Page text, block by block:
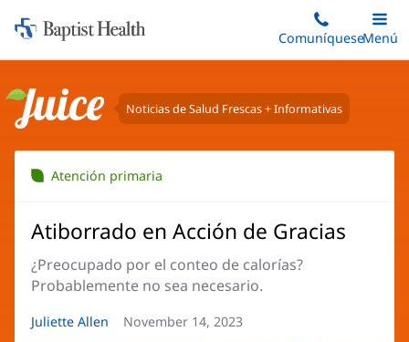
al
principal
Iniciar:
Baptist
ComuníqueseMenú
Juice Noticias de Salud Frescas + Informativas
Atención primaria
Atiborrado en Acción de Gracias
¿Preocupado por el conteo de calorías?
Probablemente no sea necesario.
Autor
Juliette Allen
Fecha
November 14, 2023